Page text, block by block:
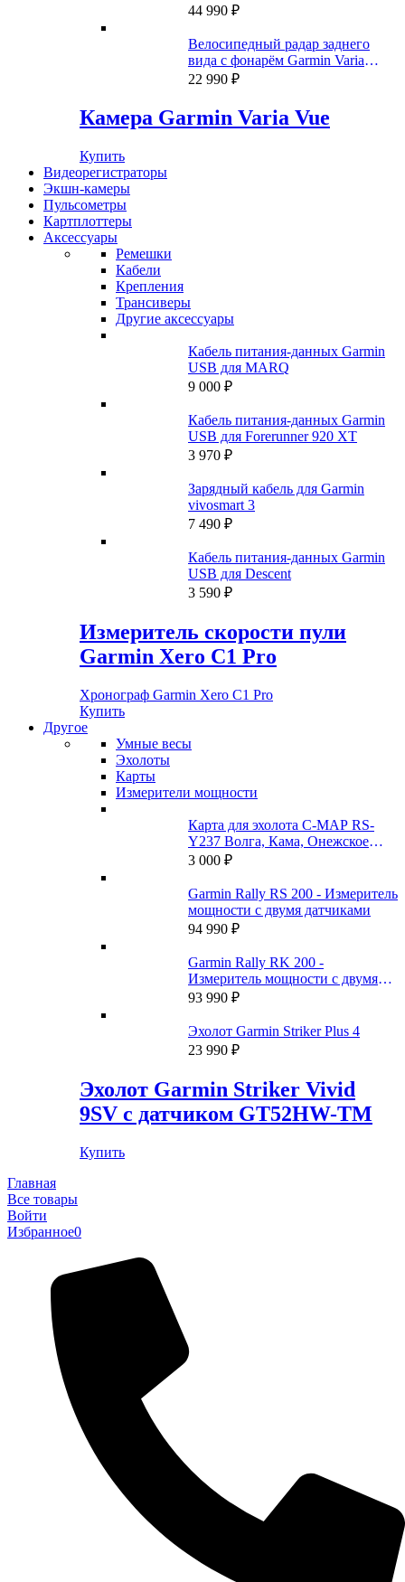
44 990 ₽
Велосипедный радар заднего
вида с фонарём Garmin Varia
RTL515 (A04024)
22 990 ₽
Камера Garmin Varia Vue
Купить
Видеорегистраторы
Экшн-камеры
Пульсометры
Картплоттеры
Аксессуары
Ремешки
Кабели
Крепления
Трансиверы
Другие аксессуары
Кабель питания-данных Garmin
USB для MARQ
9 000 ₽
Кабель питания-данных Garmin
USB для Forerunner 920 XT
3 970 ₽
Зарядный кабель для Garmin
vivosmart 3
7 490 ₽
Кабель питания-данных Garmin
USB для Descent
3 590 ₽
Измеритель скорости пули
Garmin Xero C1 Pro
Хронограф Garmin Xero C1 Pro
Купить
Другое
Умные весы
Эхолоты
Карты
Измерители мощности
Карта для эхолота C-MAP RS-
Y237 Волга, Кама, Онежское
озеро, и каналы
3 000 ₽
Garmin Rally RS 200 - Измеритель
мощности с двумя датчиками
94 990 ₽
Garmin Rally RK 200 -
Измеритель мощности с двумя
датчиками
93 990 ₽
Эхолот Garmin Striker Plus 4
23 990 ₽
Эхолот Garmin Striker Vivid
9SV с датчиком GT52HW-TM
Купить
Главная
Все товары
Войти
Избранное0